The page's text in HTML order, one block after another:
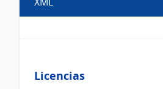
Licencias
Licencias